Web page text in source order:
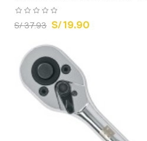
S/ 37.93 S/ 19.90